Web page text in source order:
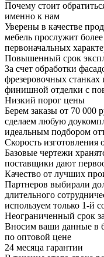
Почему стоит
именно к нам
Уверены в качестве
мебель прослужит
первоначальных
Повышенный срок
За счет обработки
фрезеровочных
финишной отделки с
Низкий порог цены
Берем заказы от 70 000
сделаем любую
идеальным подбором
Скорость изготовления
Базовые чертежи
поставщики дают
Качество от лучших
Партнеров выбирали
длительного
используем только 1-
Неограниченный срок
Вносим ваши данные в
по оптовой цене
24 месяца гарантии